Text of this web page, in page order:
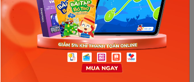
Thái Nguyên - Apax
Apax English là địa chỉ uy tín giúp